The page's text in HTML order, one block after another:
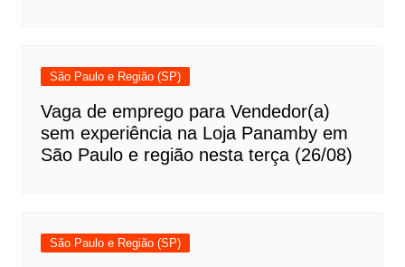
São Paulo e Região (SP)
Vaga de emprego para Vendedor(a)
sem experiência na Loja Panamby em
São Paulo e região nesta terça (26/08)
São Paulo e Região (SP)